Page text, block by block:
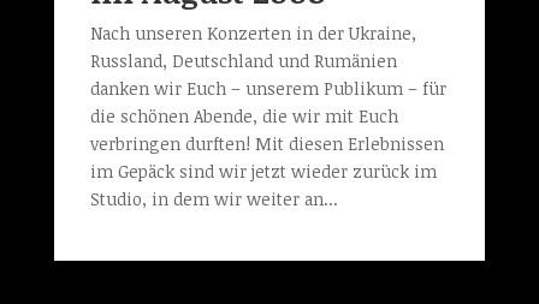
Nach unseren Konzerten in der Ukraine,
Russland, Deutschland und Rumänien
danken wir Euch – unserem Publikum – für
die schönen Abende, die wir mit Euch
verbringen durften! Mit diesen Erlebnissen
im Gepäck sind wir jetzt wieder zurück im
Studio, in dem wir weiter an...